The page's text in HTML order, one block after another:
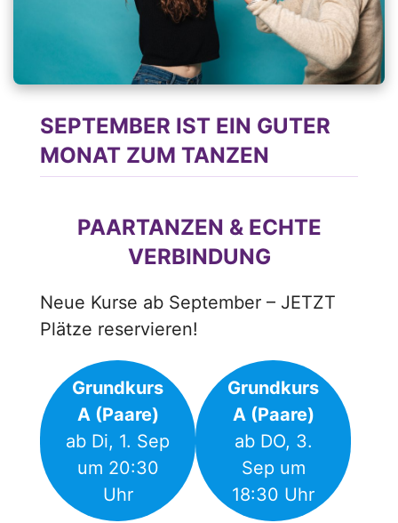
SEPTEMBER IST EIN GUTER
MONAT ZUM TANZEN
PAARTANZEN & ECHTE
VERBINDUNG
Neue Kurse ab September – JETZT
Plätze reservieren!
Grundkurs
A (Paare)
ab Di, 1. Sep
um 20:30
Uhr
Grundkurs
A (Paare)
ab DO, 3.
Sep um
18:30 Uhr